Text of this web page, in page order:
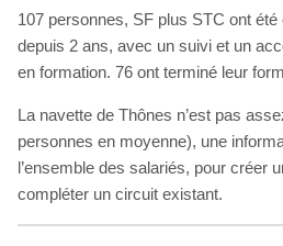
107 personnes, SF plus STC ont
depuis 2 ans, avec un suivi et un
en formation. 76 ont terminé leur
La navette de Thônes n’est pas
personnes en moyenne), une
l’ensemble des salariés, pour créer
compléter un circuit existant.